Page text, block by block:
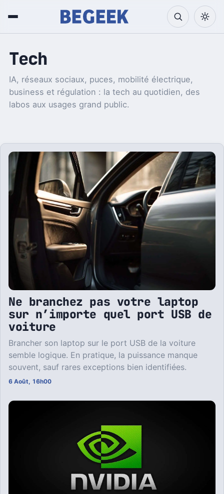
Tech
IA, réseaux sociaux, puces, mobilité électrique,
business et régulation : la tech au quotidien, des
labos aux usages grand public.
Ne branchez pas votre laptop
sur n’importe quel port USB de
voiture
Brancher son laptop sur le port USB de la voiture
semble logique. En pratique, la puissance manque
souvent, sauf rares exceptions bien identifiées.
6 Août, 16h00